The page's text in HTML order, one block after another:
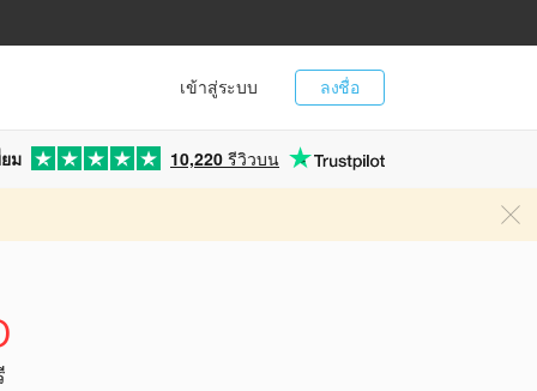
ลงชื่อ
เข้าสู่ระบบ
ม 10,220 รีวิวบน